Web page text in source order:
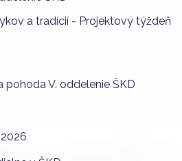
a tradícií - Projektový týždeň
pohoda V. oddelenie ŠKD